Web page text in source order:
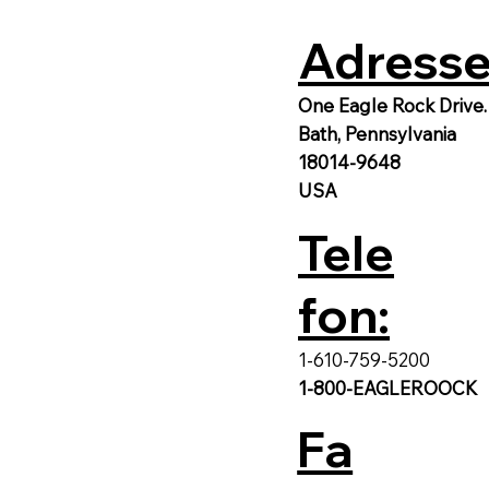
One Eagle Rock Drive.
Bath, Pennsylvania
18014-9648
USA
Tele
fon:
1-610-759-5200
1-800-EAGLEROOCK
Fa